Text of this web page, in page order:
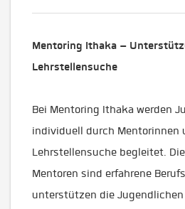
Mentoring Ithaka –
Lehrstellensuche
Bei Mentoring Ithaka werden
individuell durch Mentorinnen
Lehrstellensuche begleitet.
Mentoren sind erfahrene
unterstützen die